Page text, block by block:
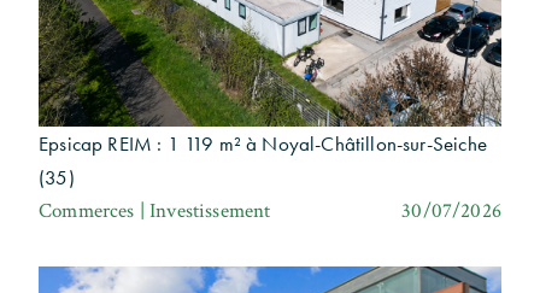
Epsicap REIM : 1 119 m² à Noyal-Châtillon-sur-Seiche
(35)
Commerces | Investissement 30/07/2026